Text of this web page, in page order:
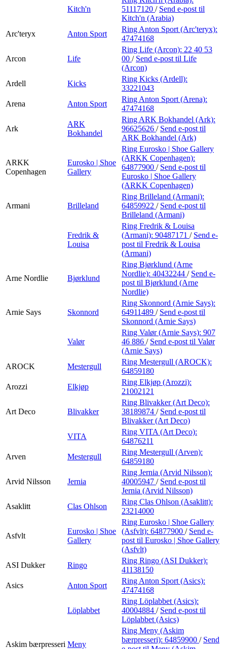
Kitch'n
51117120 / Send e-post til
Kitch'n (Arabia)
Arc'teryx
Anton Sport
Ring Anton Sport (Arc'teryx):
47474168
Arcon Life
Ring Life (Arcon): 22 40 53
00 / Send e-post til Life
(Arcon)
Ardell
Kicks
Ring Kicks (Ardell):
33221043
Arena
Anton Sport
Ring Anton Sport (Arena):
47474168
Ark
ARK
Bokhandel
Ring ARK Bokhandel (Ark):
96625626 / Send e-post til
ARK Bokhandel (Ark)
ARKK
Copenhagen
Eurosko | Shoe
Gallery
Ring Eurosko | Shoe Gallery
(ARKK Copenhagen):
64877900 / Send e-post til
Eurosko | Shoe Gallery
(ARKK Copenhagen)
Armani Brilleland
Ring Brilleland (Armani):
64859922 / Send e-post til
Brilleland (Armani)
Fredrik &
Louisa
Ring Fredrik & Louisa
(Armani): 90487171 / Send e-
post til Fredrik & Louisa
(Armani)
Arne Nordlie Bjørklund
Ring Bjørklund (Arne
Nordlie): 40432244 / Send e-
post til Bjørklund (Arne
Nordlie)
Arnie Says Skonnord
Ring Skonnord (Arnie Says):
64911489 / Send e-post til
Skonnord (Arnie Says)
Valør
Ring Valør (Arnie Says): 907
46 886 / Send e-post til Valør
(Arnie Says)
AROCK
Mestergull
Ring Mestergull (AROCK):
64859180
Arozzi
Elkjøp
Ring Elkjøp (Arozzi):
21002121
Art Deco Blivakker
Ring Blivakker (Art Deco):
38189874 / Send e-post til
Blivakker (Art Deco)
VITA
Ring VITA (Art Deco):
64876211
Arven
Mestergull
Ring Mestergull (Arven):
64859180
Arvid Nilsson Jernia
Ring Jernia (Arvid Nilsson):
40005947 / Send e-post til
Jernia (Arvid Nilsson)
Asaklitt
Clas Ohlson
Ring Clas Ohlson (Asaklitt):
23214000
Asfvlt
Eurosko | Shoe
Gallery
Ring Eurosko | Shoe Gallery
(Asfvlt): 64877900 / Send e-
post til Eurosko | Shoe Gallery
(Asfvlt)
ASI Dukker
Ringo
Ring Ringo (ASI Dukker):
41138150
Asics
Anton Sport
Ring Anton Sport (Asics):
47474168
Löplabbet
Ring Löplabbet (Asics):
40004884 / Send e-post til
Löplabbet (Asics)
Askim bærpresseri Meny
Ring Meny (Askim
bærpresseri): 64859900 / Send